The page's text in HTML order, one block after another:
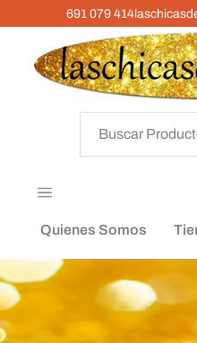
691 079 414
Quienes Somos